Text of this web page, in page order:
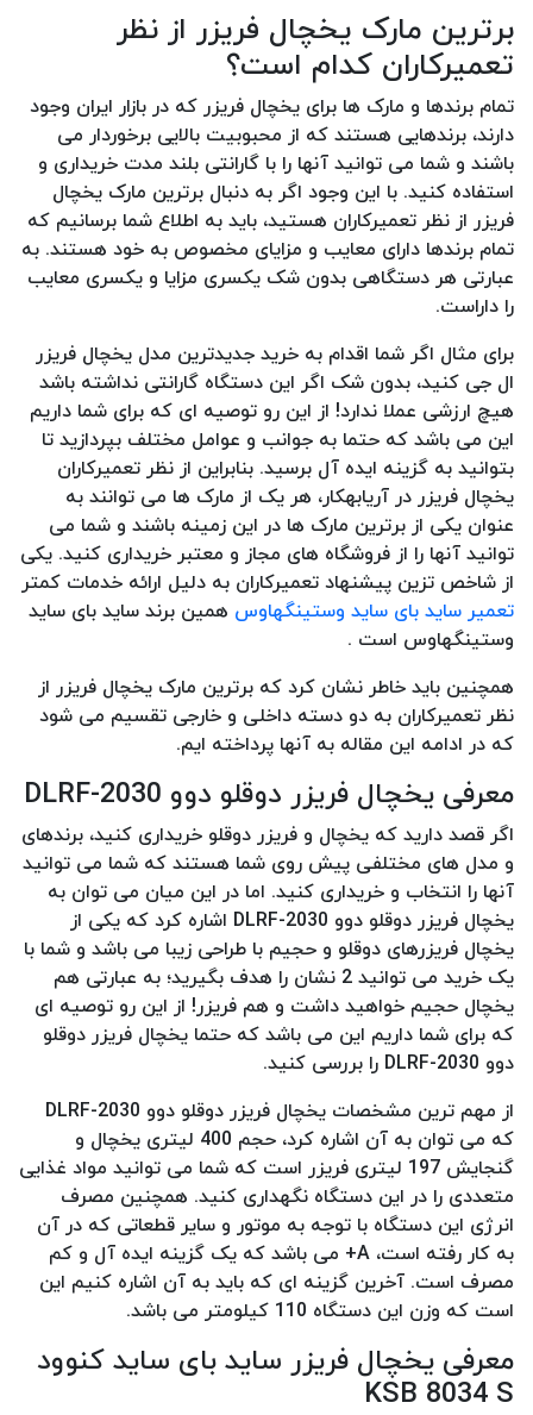
برترین مارک یخچال فریزر از نظر
تعمیرکاران کدام است؟
تمام برندها و مارک ها برای یخچال فریزر که در بازار ایران وجود
دارند، برندهایی هستند که از محبوبیت بالایی برخوردار می
باشند و شما می توانید آنها را با گارانتی بلند مدت خریداری و
استفاده کنید. با این وجود اگر به دنبال برترین مارک یخچال
فریزر از نظر تعمیرکاران هستید، باید به اطلاع شما برسانیم که
تمام برندها دارای معایب و مزایای مخصوص به خود هستند. به
عبارتی هر دستگاهی بدون شک یکسری مزایا و یکسری معایب
را داراست.
برای مثال اگر شما اقدام به خرید جدیدترین مدل یخچال فریزر
ال جی کنید، بدون شک اگر این دستگاه گارانتی نداشته باشد
هیچ ارزشی عملا ندارد! از این رو توصیه ای که برای شما داریم
این می باشد که حتما به جوانب و عوامل مختلف بپردازید تا
بتوانید به گزینه ایده آل برسید. بنابراین از نظر تعمیرکاران
یخچال فریزر در آریابهکار، هر یک از مارک ها می توانند به
عنوان یکی از برترین مارک ها در این زمینه باشند و شما می
توانید آنها را از فروشگاه های مجاز و معتبر خریداری کنید. یکی
از شاخص تزین پیشنهاد تعمیرکاران به دلیل ارائه خدمات کمتر
تعمیر ساید بای ساید وستینگهاوس همین برند ساید بای ساید
وستینگهاوس است .
همچنین باید خاطر نشان کرد که برترین مارک یخچال فریزر از
نظر تعمیرکاران به دو دسته داخلی و خارجی تقسیم می شود
که در ادامه این مقاله به آنها پرداخته ایم.
معرفی یخچال فریزر دوقلو دوو DLRF-2030
اگر قصد دارید که یخچال و فریزر دوقلو خریداری کنید، برندهای
و مدل های مختلفی پیش روی شما هستند که شما می توانید
آنها را انتخاب و خریداری کنید. اما در این میان می توان به
یخچال فریزر دوقلو دوو DLRF-2030 اشاره کرد که یکی از
یخچال فریزرهای دوقلو و حجیم با طراحی زیبا می باشد و شما با
یک خرید می توانید 2 نشان را هدف بگیرید؛ به عبارتی هم
یخچال حجیم خواهید داشت و هم فریزر! از این رو توصیه ای
که برای شما داریم این می باشد که حتما یخچال فریزر دوقلو
دوو DLRF-2030 را بررسی کنید.
از مهم ترین مشخصات یخچال فریزر دوقلو دوو DLRF-2030
که می توان به آن اشاره کرد، حجم 400 لیتری یخچال و
گنجایش 197 لیتری فریزر است که شما می توانید مواد غذایی
متعددی را در این دستگاه نگهداری کنید. همچنین مصرف
انرژی این دستگاه با توجه به موتور و سایر قطعاتی که در آن
به کار رفته است، A+ می باشد که یک گزینه ایده آل و کم
مصرف است. آخرین گزینه ای که باید به آن اشاره کنیم این
است که وزن این دستگاه 110 کیلومتر می باشد.
معرفی یخچال فریزر ساید بای ساید کنوود
KSB 8034 S